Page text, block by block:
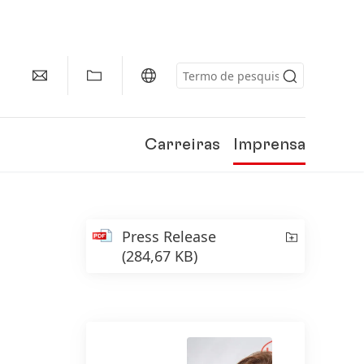
Carreiras Imprensa
Press Release
(284,67 KB)